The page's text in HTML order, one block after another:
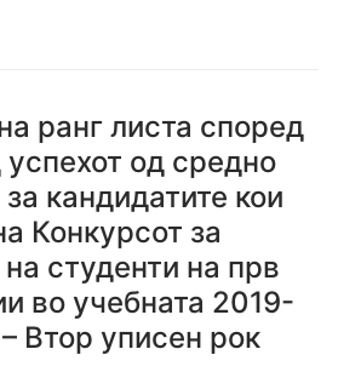
ранг листа според
успехот од средно
кандидатите кои
Конкурсот за
студенти на прв
во учебната 2019-
Втор уписен рок